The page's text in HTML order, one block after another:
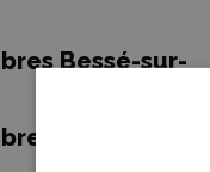
Bessé-sur-
Chateau du